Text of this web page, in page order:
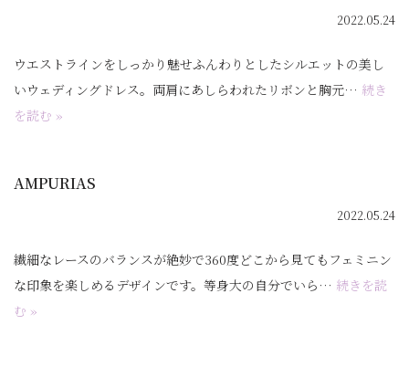
2022.05.24
ウエストラインをしっかり魅せふんわりとしたシルエットの美し
いウェディングドレス。両肩にあしらわれたリボンと胸元… 続き
を読む »
AMPURIAS
2022.05.24
繊細なレースのバランスが絶妙で360度どこから見てもフェミニン
な印象を楽しめるデザインです。等身大の自分でいら… 続きを読
む »